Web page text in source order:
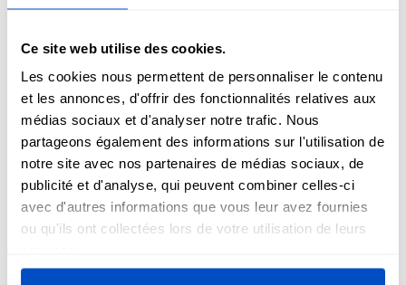
Ce site web utilise des cookies.
Les cookies nous permettent de personnaliser le contenu
et les annonces, d'offrir des fonctionnalités relatives aux
médias sociaux et d'analyser notre trafic. Nous
partageons également des informations sur l'utilisation de
notre site avec nos partenaires de médias sociaux, de
publicité et d'analyse, qui peuvent combiner celles-ci
avec d'autres informations que vous leur avez fournies
ou qu'ils ont collectées lors de votre utilisation de leurs
Foire aux questions sur les
écussons de moral
Pouvez-vous créer des patchs personnalisés
à partir de mon design ?
Nous pouvons transformer n'importe quel motif en patch,
Tous les matériaux ne permettent pas d'obtenir les détails